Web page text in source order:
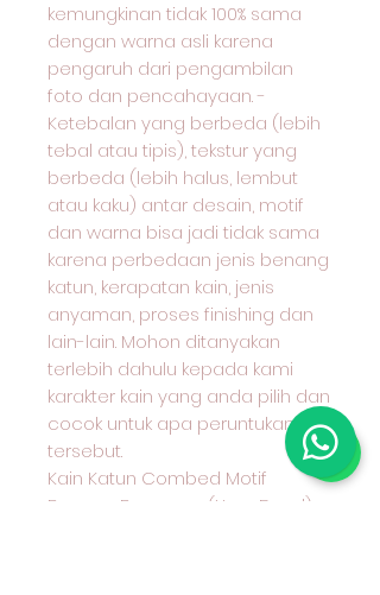
kemungkinan tidak 100% sama
dengan warna asli karena
pengaruh dari pengambilan
foto dan pencahayaan. -
Ketebalan yang berbeda (lebih
tebal atau tipis), tekstur yang
berbeda (lebih halus, lembut
atau kaku) antar desain, motif
dan warna bisa jadi tidak sama
karena perbedaan jenis benang
katun, kerapatan kain, jenis
anyaman, proses finishing dan
lain-lain. Mohon ditanyakan
terlebih dahulu kepada kami
karakter kain yang anda pilih dan
cocok untuk apa peruntukan kain
tersebut.
Kain Katun Combed Motif
Benang Berwarna (Yarn Dyed)